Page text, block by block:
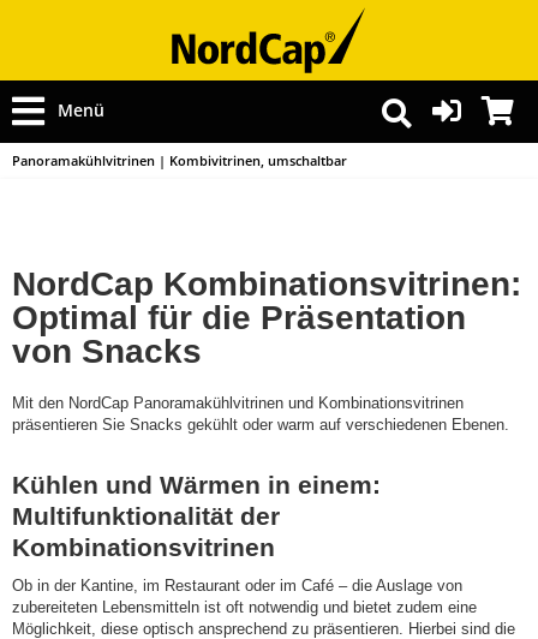
Menü
Panoramakühlvitrinen | Kombivitrinen, umschaltbar
NordCap Kombinationsvitrinen:
Optimal für die Präsentation
von Snacks
Mit den NordCap Panoramakühlvitrinen und Kombinationsvitrinen
präsentieren Sie Snacks gekühlt oder warm auf verschiedenen Ebenen.
Kühlen und Wärmen in einem:
Multifunktionalität der
Kombinationsvitrinen
Ob in der Kantine, im Restaurant oder im Café – die Auslage von
zubereiteten Lebensmitteln ist oft notwendig und bietet zudem eine
Möglichkeit, diese optisch ansprechend zu präsentieren. Hierbei sind die